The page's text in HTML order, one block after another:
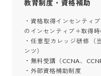
教育制度・資格補助
・資格取得インセンティ
のインセンティブ＋取得時
・任意型カレッジ研修（
ンツ）
・無料受講（CCNA、
・外部資格補助制度